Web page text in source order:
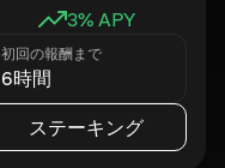
3% APY
初回の報酬まで
6時間
ステーキング